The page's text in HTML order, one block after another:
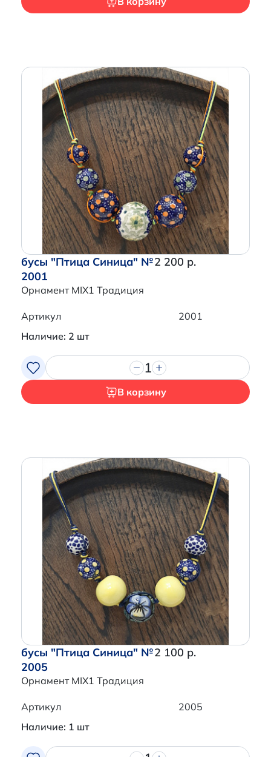
бусы "Птица Синица" №
2001
Орнамент MIX1 Традиция
2 200 р.
Артикул
2001
Наличие: 2 шт
1
В корзину
бусы "Птица Синица" №
2005
Орнамент MIX1 Традиция
2 100 р.
Артикул
2005
Наличие: 1 шт